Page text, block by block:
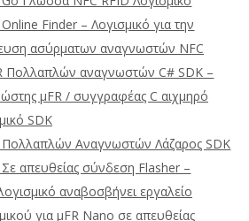
Finder – Λογισμικό για την
ασύρματων αναγνωστών NFC
Πολλαπλών αναγνωστών C# SDK –
μFR / συγγραφέας C αιχμηρό
SDK
Πολλαπλών Αναγνωστών Λάζαρος SDK
Σε απευθείας σύνδεση Flasher –
αναβοσβήνει εργαλείο
για μFR Nano σε απευθείας